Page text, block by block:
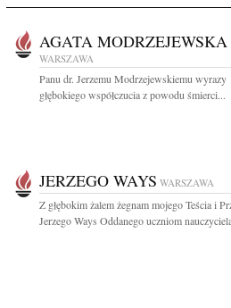
AGATA MODRZEJEWSKA
WARSZAWA
Panu dr. Jerzemu Modrzejewskiemu wyrazy
głębokiego współczucia z powodu śmierci...
JERZEGO WAYS WARSZAWA
Z głębokim żalem żegnam mojego Teścia i
Jerzego Ways Oddanego uczniom